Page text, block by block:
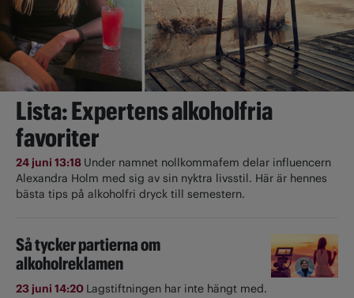
Lista: Expertens alkoholfria
favoriter
24 juni 13:18 Under namnet nollkommafem delar influencern
Alexandra Holm med sig av sin nyktra livsstil. Här är hennes
bästa tips på alkoholfri dryck till semestern.
Så tycker partierna om
alkoholreklamen
23 juni 14:20 Lagstiftningen har inte hängt med.